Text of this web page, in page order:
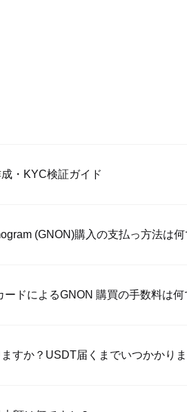
・KYC検証ガイド
をアップし、自撮りしてKYC検証を完成
(GNON)購入の支払っ方法は
日かかる）;4）$100,000超えた大額売
ードによるGNON 購買の手数料は
低く）が必要です。
すか？USDT届くまでいつかかり